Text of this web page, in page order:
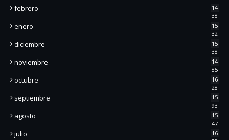
febrero
14
38
enero
15
32
diciembre
15
38
noviembre
14
85
octubre
16
28
septiembre
15
93
agosto
15
47
julio
16